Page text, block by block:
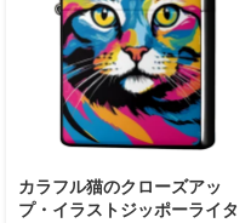
カラフル猫のクローズアッ
プ・イラストジッポーライタ